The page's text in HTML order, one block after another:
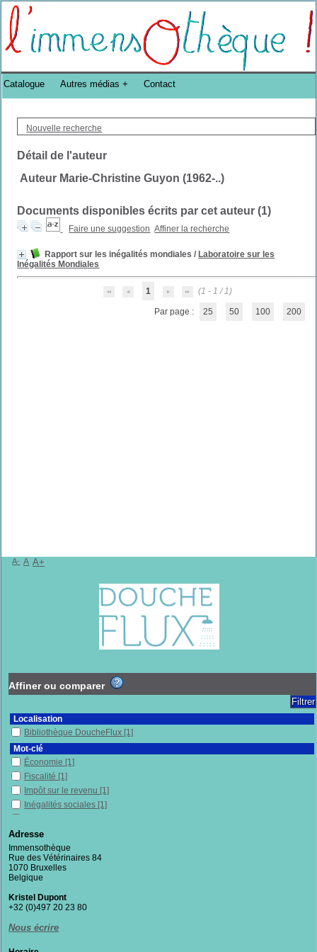
Bibliothèque DoucheFLUX Bibliotheek -->
Nouvelle recherche
Détail de l'auteur
Auteur Marie-Christine Guyon (1962-..)
Documents disponibles écrits par cet auteur (1)
Faire une suggestion Affiner la recherche
Rapport sur les inégalités mondiales / Laboratoire sur les
Inégalités Mondiales
1 (1 - 1 / 1)
Par page : 25 50 100 200
Catalogue Autres médias Contact
A- A A+
Affiner ou comparer
Localisation
Bibliothèque DoucheFlux [1]
Mot-clé
Économie [1]
Fiscalité [1]
Impôt sur le revenu [1]
Inégalités sociales [1]
Section
Documentaires
Adresse
Immensothèque
Rue des Vétérinaires 84
1070 Bruxelles
Belgique
Kristel Dupont
+32 (0)497 20 23 80
Nous écrire